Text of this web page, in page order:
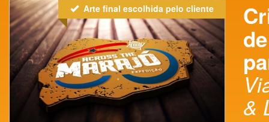
Arte final escolhida pelo cliente
de
&